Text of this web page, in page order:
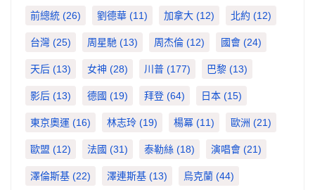
前總統 (26) 劉德華 (11) 加拿大 (12) 北約 (12)
台灣 (25) 周星馳 (13) 周杰倫 (12) 國會 (24)
天后 (13) 女神 (28) 川普 (177) 巴黎 (13)
影后 (13) 德國 (19) 拜登 (64) 日本 (15)
東京奧運 (16) 林志玲 (19) 楊冪 (11) 歐洲 (21)
歐盟 (12) 法國 (31) 泰勒絲 (18) 演唱會 (21)
澤倫斯基 (22) 澤連斯基 (13) 烏克蘭 (44)